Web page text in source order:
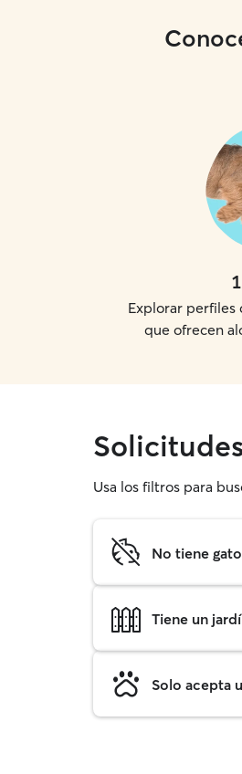
1
Explorar perfiles
que ofrecen
Usa los filtros para
No tiene gato
Tiene un
Solo acepta